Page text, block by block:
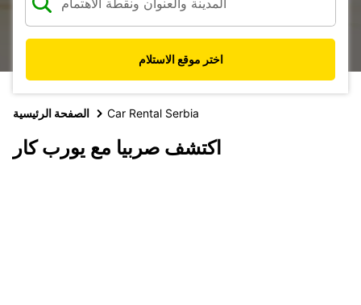
اختر موقع الاستلام
الصفحة الرئيسية Car Rental Serbia
اكتشف صربيا مع يورب كار